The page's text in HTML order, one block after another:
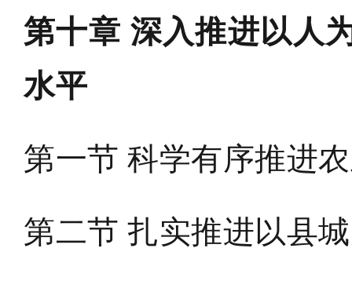
第十章 深入推进以人
水平
第一节 科学有序推进
第二节 扎实推进以县